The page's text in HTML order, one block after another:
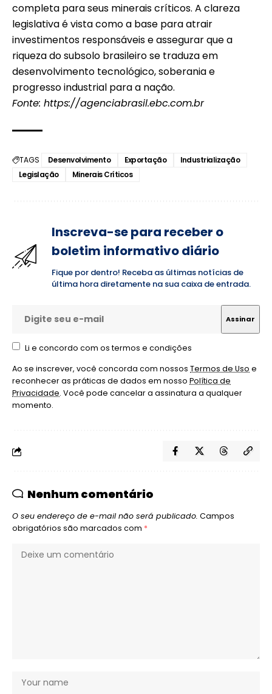
completa para seus minerais críticos. A clareza
legislativa é vista como a base para atrair
investimentos responsáveis e assegurar que a
riqueza do subsolo brasileiro se traduza em
desenvolvimento tecnológico, soberania e
progresso industrial para a nação.
Fonte: https://agenciabrasil.ebc.com.br
TAGS Desenvolvimento Exportação
Industrialização
Legislação
Minerais Críticos
Inscreva-se para receber o
boletim informativo diário
Fique por dentro! Receba as últimas notícias de
última hora diretamente na sua caixa de entrada.
Li e concordo com os termos e condições
Ao se inscrever, você concorda com nossos Termos de Uso e
reconhecer as práticas de dados em nosso Política de
Privacidade. Você pode cancelar a assinatura a qualquer
momento.
Nenhum comentário
O seu endereço de e-mail não será publicado. Campos
obrigatórios são marcados com *